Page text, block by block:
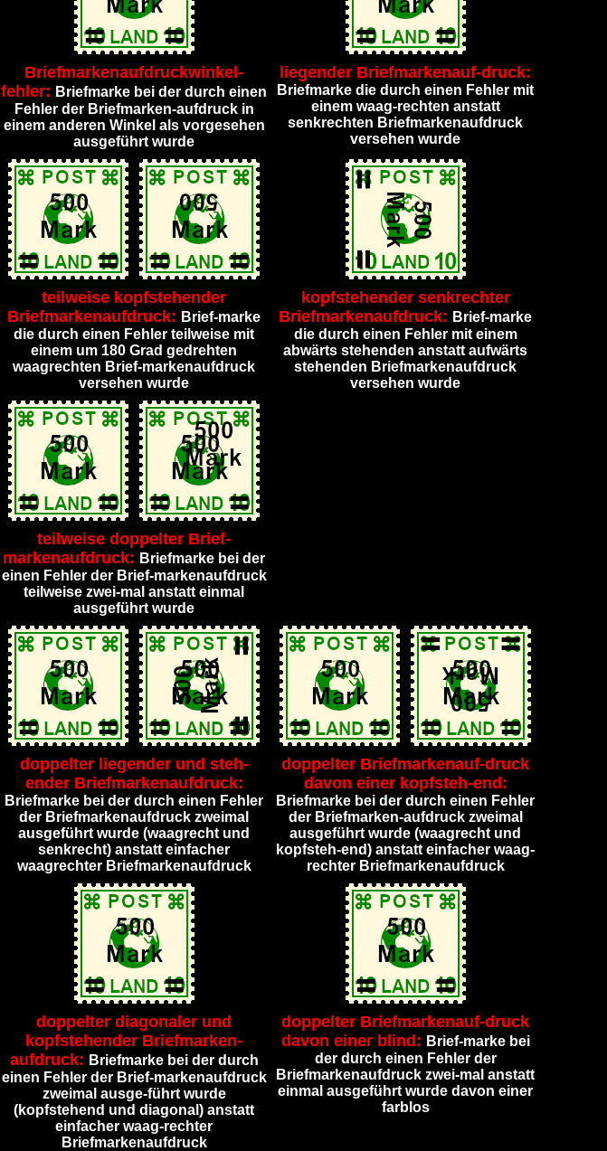
Briefmarkenaufdruckwinkel-
fehler: Briefmarke bei der durch einen
Fehler der Briefmarken-aufdruck in
einem anderen Winkel als vorgesehen
ausgeführt wurde
liegender Briefmarkenauf-druck:
Briefmarke die durch einen Fehler mit
einem waag-rechten anstatt
senkrechten Briefmarkenaufdruck
versehen wurde
teilweise kopfstehender
Briefmarkenaufdruck: Brief-marke
die durch einen Fehler teilweise mit
einem um 180 Grad gedrehten
waagrechten Brief-markenaufdruck
versehen wurde
kopfstehender senkrechter
Briefmarkenaufdruck: Brief-marke
die durch einen Fehler mit einem
abwärts stehenden anstatt aufwärts
stehenden Briefmarkenaufdruck
versehen wurde
teilweise doppelter Brief-
markenaufdruck: Briefmarke bei der
einen Fehler der Brief-markenaufdruck
teilweise zwei-mal anstatt einmal
ausgeführt wurde
doppelter liegender und steh-
ender Briefmarkenaufdruck:
Briefmarke bei der durch einen Fehler
der Briefmarkenaufdruck zweimal
ausgeführt wurde (waagrecht und
senkrecht) anstatt einfacher
waagrechter Briefmarkenaufdruck
doppelter Briefmarkenauf-druck
davon einer kopfsteh-end:
Briefmarke bei der durch einen Fehler
der Briefmarken-aufdruck zweimal
ausgeführt wurde (waagrecht und
kopfsteh-end) anstatt einfacher waag-
rechter Briefmarkenaufdruck
doppelter diagonaler und
kopfstehender Briefmarken-
aufdruck: Briefmarke bei der durch
einen Fehler der Brief-markenaufdruck
zweimal ausge-führt wurde
(kopfstehend und diagonal) anstatt
einfacher waag-rechter
Briefmarkenaufdruck
doppelter Briefmarkenauf-druck
davon einer blind: Brief-marke bei
der durch einen Fehler der
Briefmarkenaufdruck zwei-mal anstatt
einmal ausgeführt wurde davon einer
farblos